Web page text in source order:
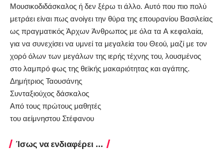
Μουσικοδιδάσκαλος ή δεν ξέρω τι άλλο. Αυτό που πιο πολύ
μετράει είναι πως ανοίγει την θύρα της επουρανίου Βασιλείας
ως πραγματικός Άρχων Άνθρωπος με όλα τα Α κεφαλαία,
για να συνεχίσει να υμνεί τα μεγαλεία του Θεού, μαζί με τον
χορό όλων των μεγάλων της ιερής τέχνης του, λουσμένος
στο λαμπρό φως της θεϊκής μακαριότητας και αγάπης.
Δημήτριος Ταουσάνης
Συνταξιούχος δάσκαλος
Από τους πρώτους μαθητές
του αείμνηστου Στέφανου
Ίσως να ενδιαφέρει ...